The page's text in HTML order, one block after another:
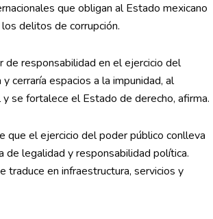
que obligan al Estado mexicano
delitos de corrupción.
de responsabilidad en el ejercicio del
cerraría espacios a la impunidad, al
se fortalece el Estado de derecho, afirma.
que el ejercicio del poder público conlleva
de legalidad y responsabilidad política.
traduce en infraestructura, servicios y